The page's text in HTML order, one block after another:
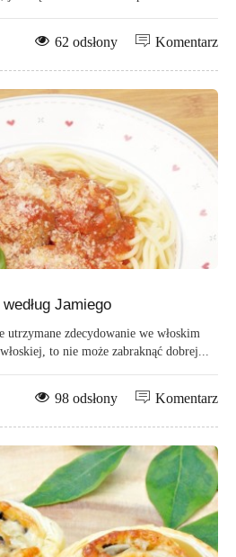
Komentarz
62 odsłony
Jamiego
utrzymane zdecydowanie we włoskim
to nie może zabraknąć dobrej...
Komentarz
98 odsłony